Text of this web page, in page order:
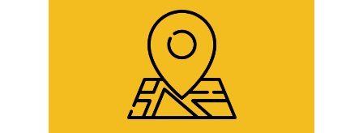
Consulte os valores destinados aos
Municípios, suas situações cadastrais e
demais informações.